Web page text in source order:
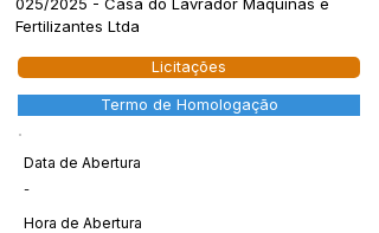
Fertilizantes Ltda
Licitações
Termo de Homologação
Data de Abertura
-
Hora de Abertura